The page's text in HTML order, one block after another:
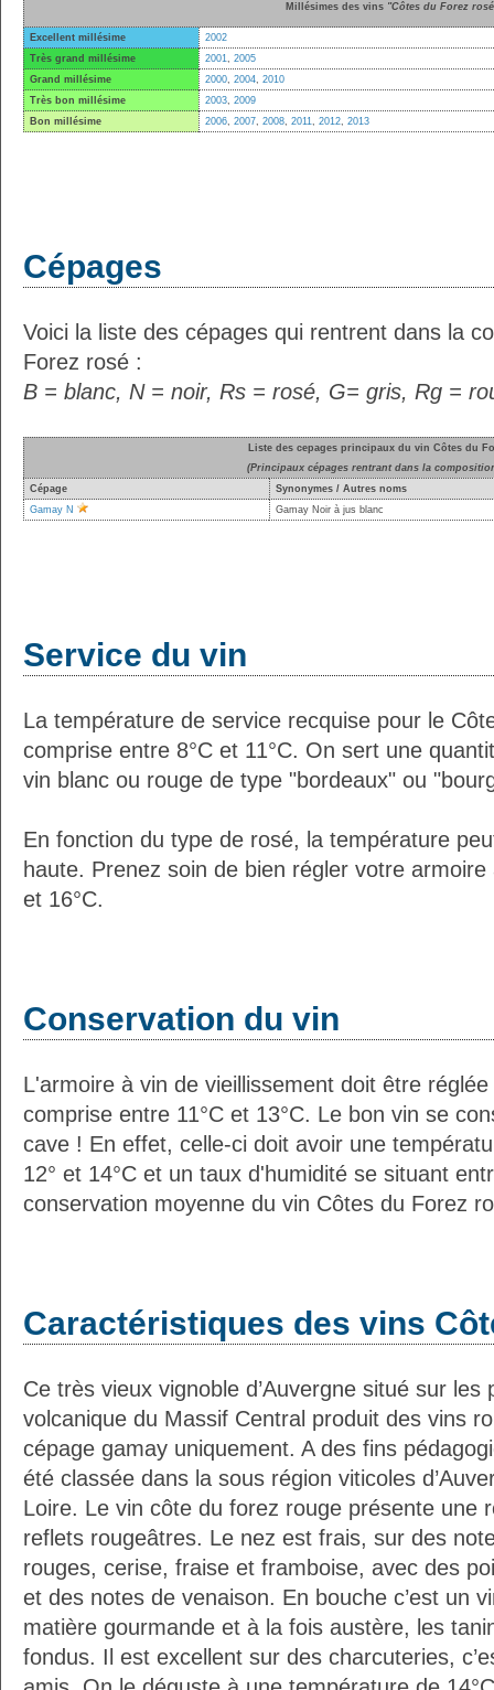
Millésimes des vins "Côtes du Forez
Excellent millésime
2002
Très grand millésime
2001, 2005
Grand millésime
2000, 2004, 2010
Très bon millésime
2003, 2009
Bon millésime
2006, 2007, 2008, 2011, 2012, 2013
Cépages
Voici la liste des cépages qui rentrent dans la
Forez rosé :
B = blanc, N = noir, Rs = rosé, G= gris, Rg =
Liste des cepages principaux du vin Côtes du
(Principaux cépages rentrant dans la
Cépage
Synonymes / Autres noms
Gamay N
Gamay Noir à jus blanc
Service du vin
La température de service recquise pour le
comprise entre 8°C et 11°C. On sert une
vin blanc ou rouge de type "bordeaux" ou
En fonction du type de rosé, la température
haute. Prenez soin de bien régler votre
et 16°C.
Conservation du vin
L'armoire à vin de vieillissement doit être
comprise entre 11°C et 13°C. Le bon vin se
cave ! En effet, celle-ci doit avoir une
12° et 14°C et un taux d'humidité se situant
conservation moyenne du vin Côtes du Forez
Caractéristiques des vins
Ce très vieux vignoble d’Auvergne situé sur les
volcanique du Massif Central produit des vins
cépage gamay uniquement. A des fins
été classée dans la sous région viticoles
Loire. Le vin côte du forez rouge présente une
reflets rougeâtres. Le nez est frais, sur des
rouges, cerise, fraise et framboise, avec des
et des notes de venaison. En bouche c’est un
matière gourmande et à la fois austère, les
fondus. Il est excellent sur des charcuteries,